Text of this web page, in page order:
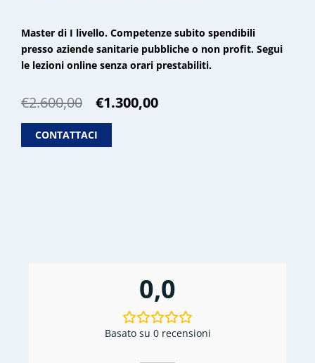
Master di I livello. Competenze subito spendibili
presso aziende sanitarie pubbliche o non profit. Segui
le lezioni online senza orari prestabiliti.
€2.600,00
Il
originale
era:
€1.300,00Il
CONTATTACI
0,0
Basato su 0 recensioni